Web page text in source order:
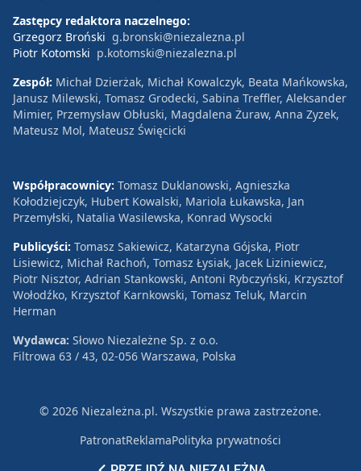
Zastępcy redaktora naczelnego:
Grzegorz Broński g.bronski@niezalezna.pl
Piotr Kotomski p.kotomski@niezalezna.pl
Zespół: Michał Dzierżak, Michał Kowalczyk, Beata Mańkowska,
Janusz Milewski, Tomasz Grodecki, Sabina Treffler, Aleksander
Mimier, Przemysław Obłuski, Magdalena Żuraw, Anna Zyzek,
Mateusz Mol, Mateusz Święcicki
Współpracownicy: Tomasz Duklanowski, Agnieszka
Kołodziejczyk, Hubert Kowalski, Mariola Łukawska, Jan
Przemyłski, Natalia Wasilewska, Konrad Wysocki
Publicyści: Tomasz Sakiewicz, Katarzyna Gójska, Piotr
Lisiewicz, Michał Rachoń, Tomasz Łysiak, Jacek Liziniewicz,
Piotr Nisztor, Adrian Stankowski, Antoni Rybczyński, Krzysztof
Wołodźko, Krzysztof Karnkowski, Tomasz Teluk, Marcin
Herman
Wydawca: Słowo Niezależne Sp. z o.o.
Filtrowa 63 / 43, 02-056 Warszawa, Polska
© 2026 Niezależna.pl. Wszystkie prawa zastrzeżone.
PatronatReklamaPolityka prywatności